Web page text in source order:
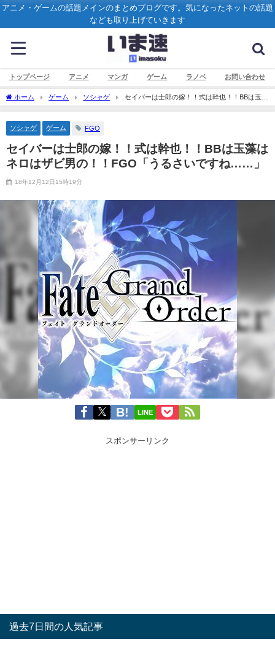
アニメ・ゲームの話題メインのまとめブログです。気になったネットの話題
なども取り上げていきます
トップページ アニメ マンガ ゲーム ラノベ お問い合わせ
ホーム ゲーム ソシャゲ
セイバーは士郎の嫁！！式は幹也！！BBは玉藻
はネロはザビ男の！！FGO「うるさいですね……」
ソシャゲ ゲーム FGO
セイバーは士郎の嫁！！式は幹也！！BBは玉藻は
ネロはザビ男の！！FGO「うるさいですね……」
18年12月12日15時19分
LINE
スポンサーリンク
過去7日間の人気記事